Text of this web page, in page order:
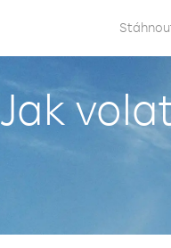
Jak